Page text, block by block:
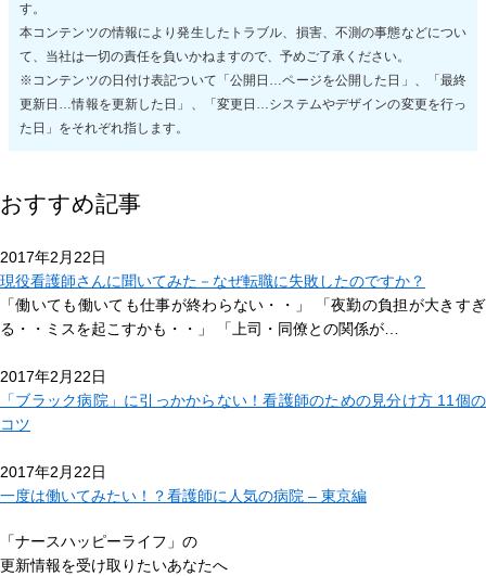
す。
本コンテンツの情報により発生したトラブル、損害、不測の事態などについ
て、当社は一切の責任を負いかねますので、予めご了承ください。
※コンテンツの日付け表記ついて「公開日…ページを公開した日」、「最終
更新日…情報を更新した日」、「変更日…システムやデザインの変更を行っ
た日」をそれぞれ指します。
おすすめ記事
2017年2月22日
現役看護師さんに聞いてみた－なぜ転職に失敗したのですか？
「働いても働いても仕事が終わらない・・」 「夜勤の負担が大きすぎ
る・・ミスを起こすかも・・」 「上司・同僚との関係が…
2017年2月22日
「ブラック病院」に引っかからない！看護師のための見分け方 11個の
コツ
2017年2月22日
一度は働いてみたい！？看護師に人気の病院 – 東京編
「ナースハッピーライフ」の
更新情報を受け取りたいあなたへ